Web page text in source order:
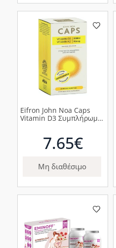
Eifron John Noa Caps
Vitamin D3 Συμπλήρωμα
7.65€
Μη διαθέσιμο